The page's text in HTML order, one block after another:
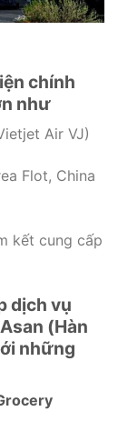
chính
như
Air VJ)
Flot, China
kết cung cấp
dịch vụ
(Hàn
những